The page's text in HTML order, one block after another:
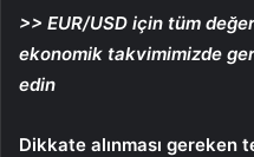
>> EUR/USD için tüm
ekonomik takvimimizde
edin
Dikkate alınması gereken